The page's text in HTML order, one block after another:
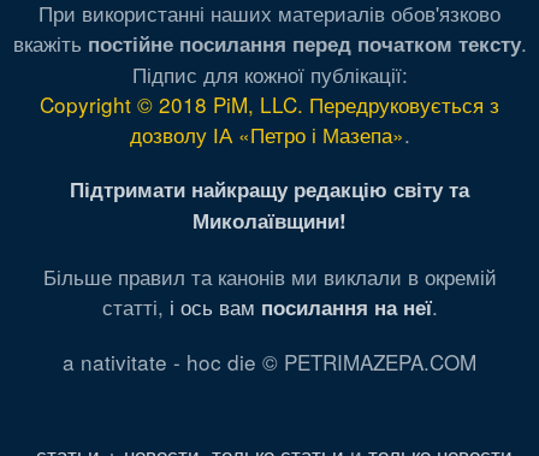
При використанні наших материалів обов'язково
вкажіть постійне посилання перед початком тексту.
Підпис для кожної публікації:
Copyright © 2018 PiM, LLC. Передруковується з
дозволу ІА «Петро і Мазепа».
Підтримати найкращу редакцію світу та
Миколаївщини!
Більше правил та канонів ми виклали в окремій
статті, і ось вам посилання на неї.
a nativitate - hoc die © PETRIMAZEPA.COM